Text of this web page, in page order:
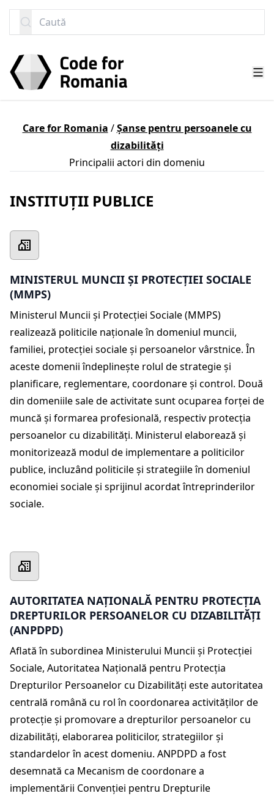
Caută
Care for Romania /Șanse pentru persoanele cu
dizabilități
Principalii actori din domeniu
INSTITUȚII PUBLICE
MINISTERUL MUNCII ȘI PROTECȚIEI SOCIALE
(MMPS)
Ministerul Muncii și Protecției Sociale (MMPS)
realizează politicile naționale în domeniul muncii,
familiei, protecției sociale și persoanelor vârstnice. În
aceste domenii îndeplinește rolul de strategie și
planificare, reglementare, coordonare și control. Două
din domeniile sale de activitate sunt ocuparea forței de
muncă și formarea profesională, respectiv protecția
persoanelor cu dizabilități. Ministerul elaborează și
monitorizează modul de implementare a politicilor
publice, incluzând politicile și strategiile în domeniul
economiei sociale și sprijinul acordat întreprinderilor
sociale.
AUTORITATEA NAȚIONALĂ PENTRU PROTECȚIA
DREPTURILOR PERSOANELOR CU DIZABILITĂȚI
(ANPDPD)
Aflată în subordinea Ministerului Muncii și Protecției
Sociale, Autoritatea Națională pentru Protecția
Drepturilor Persoanelor cu Dizabilități este autoritatea
centrală română cu rol în coordonarea activităților de
protecție și promovare a drepturilor persoanelor cu
dizabilități, elaborarea politicilor, strategiilor și
standardelor în acest domeniu. ANPDPD a fost
desemnată ca Mecanism de coordonare a
implementării Convenției pentru Drepturile